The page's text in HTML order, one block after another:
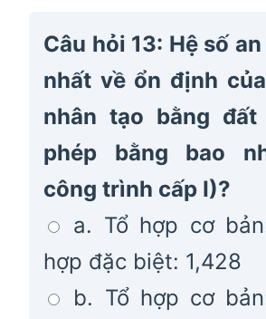
Câu hỏi 13: Hệ số
nhất về ổn định
nhân tạo bằng đất
phép bằng bao
công trình cấp I)?
a. Tổ hợp cơ
hợp đặc biệt: 1,428
b. Tổ hợp cơ